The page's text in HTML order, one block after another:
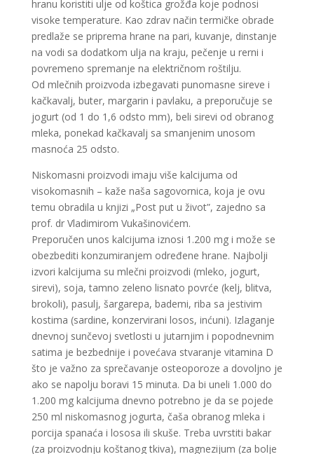
hranu koristiti ulje od koštica grožđa koje podnosi
visoke temperature. Kao zdrav način termičke obrade
predlaže se priprema hrane na pari, kuvanje, dinstanje
na vodi sa dodatkom ulja na kraju, pečenje u rerni i
povremeno spremanje na električnom roštilju.
Od mlečnih proizvoda izbegavati punomasne sireve i
kačkavalj, buter, margarin i pavlaku, a preporučuje se
jogurt (od 1 do 1,6 odsto mm), beli sirevi od obranog
mleka, ponekad kačkavalj sa smanjenim unosom
masnoća 25 odsto.
Niskomasni proizvodi imaju više kalcijuma od
visokomasnih – kaže naša sagovornica, koja je ovu
temu obradila u knjizi „Post put u život”, zajedno sa
prof. dr Vladimirom Vukašinovićem.
Preporučen unos kalcijuma iznosi 1.200 mg i može se
obezbediti konzumiranjem određene hrane. Najbolji
izvori kalcijuma su mlečni proizvodi (mleko, jogurt,
sirevi), soja, tamno zeleno lisnato povrće (kelj, blitva,
brokoli), pasulj, šargarepa, bademi, riba sa jestivim
kostima (sardine, konzervirani losos, inćuni). Izlaganje
dnevnoj sunčevoj svetlosti u jutarnjim i popodnevnim
satima je bezbednije i povećava stvaranje vitamina D
što je važno za sprečavanje osteoporoze a dovoljno je
ako se napolju boravi 15 minuta. Da bi uneli 1.000 do
1.200 mg kalcijuma dnevno potrebno je da se pojede
250 ml niskomasnog jogurta, čaša obranog mleka i
porcija spanaća i lososa ili skuše. Treba uvrstiti bakar
(za proizvodnju koštanog tkiva), magnezijum (za bolje